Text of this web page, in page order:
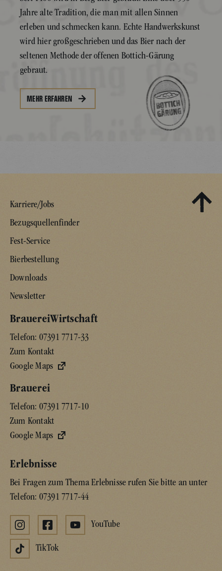
Jahre alte Tradition, die man mit allen Sinnen
erleben und schmecken kann. Echte Handwerkskunst
wird hier großgeschrieben und das Bier nach der
seltenen Methode der offenen Bottich-Gärung
gebraut.
MEHR ERFAHREN
Karriere/Jobs
Bezugsquellenfinder
Fest-Service
Bierbestellung
Downloads
Newsletter
BrauereiWirtschaft
Telefon: 07391 7717-33
Zum Kontakt
Google Maps
Brauerei
Telefon: 07391 7717-10
Zum Kontakt
Google Maps
Erlebnisse
Bei Fragen zum Thema Erlebnisse rufen Sie bitte an unter
Telefon: 07391 7717-44
YouTube
TikTok